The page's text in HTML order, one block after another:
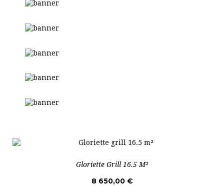
Gloriette Grill 16.5 M²
8 650,00 €